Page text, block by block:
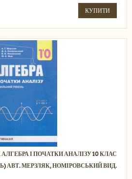
КУПИТИ
І ПОЧАТКИ АНАЛІЗУ 10 КЛАС
АВТ. МЕРЗЛЯК, НОМІРОВСЬКИЙ ВИД.